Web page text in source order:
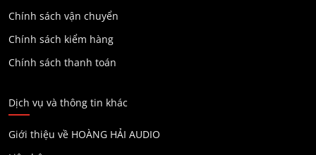
Chính sách vận chuyển
Chính sách kiểm hàng
Chính sách thanh toán
Dịch vụ và thông tin khác
Giới thiệu về HOÀNG HẢI AUDIO